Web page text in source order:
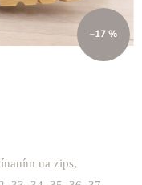
na zips,
–17 %